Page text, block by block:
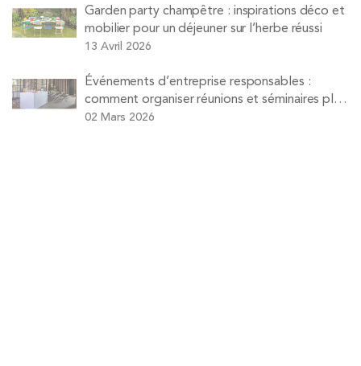
Garden party champêtre : inspirations déco et
mobilier pour un déjeuner sur l’herbe réussi
13 Avril 2026
Événements d’entreprise responsables :
comment organiser réunions et séminaires plus
durables
02 Mars 2026